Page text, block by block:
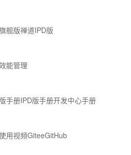
舰版禅道IPD版
能管理
手册IPD版手册开发中心手册
用视频GiteeGitHub